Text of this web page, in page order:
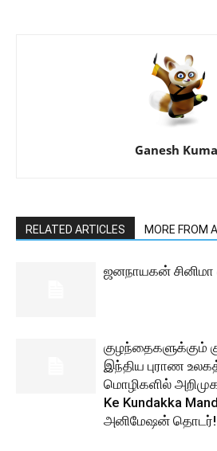
Ganesh
RELATED ARTICLES MORE FROM
ஜனநாயகன் சினிமா
குழந்தைகளுக்கும்
இந்திய புராண
மொழிகளில்
Ke Kundakka
அனிமேஷன் தொடர்!